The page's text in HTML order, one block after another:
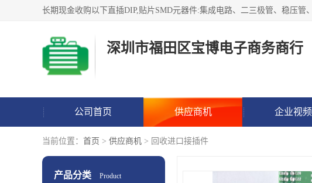
深圳市福田区宝博电子商务商行
公司首页 供应商机 企业视频
当前位置： 首页 > 供应商机 > 回收进口接插件
产品分类 Product